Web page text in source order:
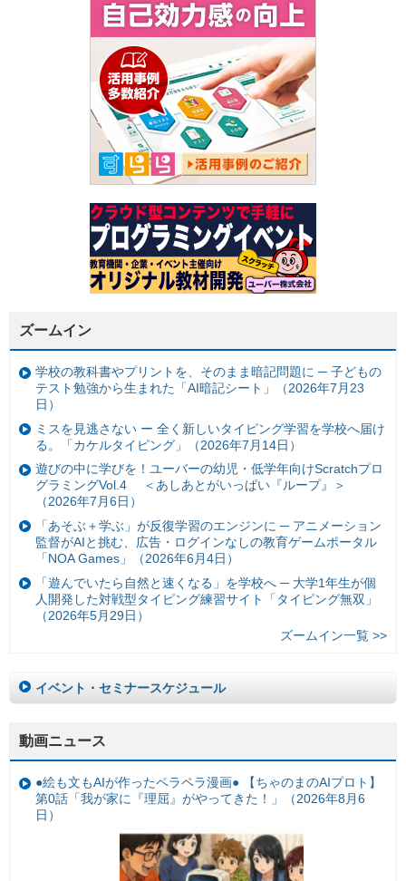
ズームイン
学校の教科書やプリントを、そのまま暗記問題に ─ 子どもの
テスト勉強から生まれた「AI暗記シート」（2026年7月23
日）
ミスを見逃さない ー 全く新しいタイピング学習を学校へ届け
る。「カケルタイピング」（2026年7月14日）
遊びの中に学びを！ユーバーの幼児・低学年向けScratchプロ
グラミングVol.4 ＜あしあとがいっぱい『ループ』＞
（2026年7月6日）
「あそぶ＋学ぶ」が反復学習のエンジンに ─ アニメーション
監督がAIと挑む、広告・ログインなしの教育ゲームポータル
「NOA Games」（2026年6月4日）
「遊んでいたら自然と速くなる」を学校へ ─ 大学1年生が個
人開発した対戦型タイピング練習サイト「タイピング無双」
（2026年5月29日）
ズームイン一覧 >>
イベント・セミナースケジュール
動画ニュース
●絵も文もAIが作ったペラペラ漫画● 【ちゃのまのAIプロト】
第0話「我が家に『理屈』がやってきた！」（2026年8月6
日）